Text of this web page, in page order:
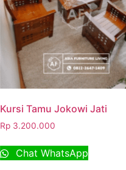
Kursi Tamu Jokowi Jati
Rp 3.200.000
Chat WhatsApp